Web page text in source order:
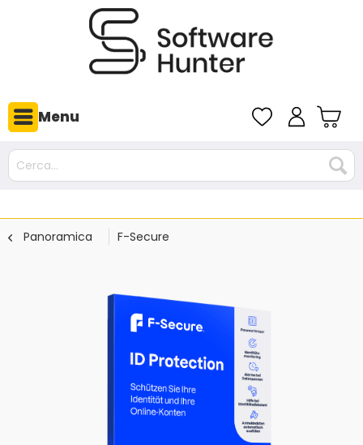
Menu
Panoramica F-Secure